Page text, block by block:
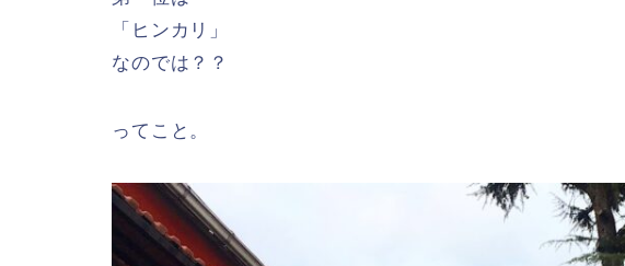
「ヒンカリ」
なのでは？？
ってこと。